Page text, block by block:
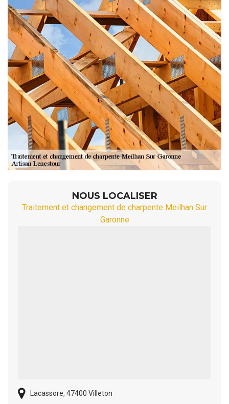
NOUS LOCALISER
Traitement et changement de charpente Meilhan Sur
Garonne
Lacassore, 47400 Villeton